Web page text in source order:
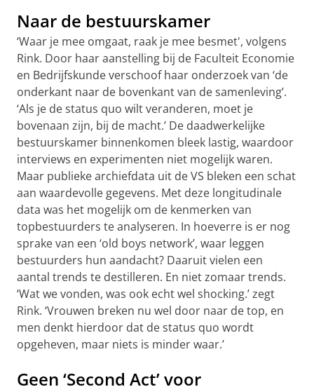
Naar de bestuurskamer
‘Waar je mee omgaat, raak je mee besmet', volgens
Rink. Door haar aanstelling bij de Faculteit Economie
en Bedrijfskunde verschoof haar onderzoek van ‘de
onderkant naar de bovenkant van de samenleving’.
‘Als je de status quo wilt veranderen, moet je
bovenaan zijn, bij de macht.’ De daadwerkelijke
bestuurskamer binnenkomen bleek lastig, waardoor
interviews en experimenten niet mogelijk waren.
Maar publieke archiefdata uit de VS bleken een schat
aan waardevolle gegevens. Met deze longitudinale
data was het mogelijk om de kenmerken van
topbestuurders te analyseren. In hoeverre is er nog
sprake van een ‘old boys network’, waar leggen
bestuurders hun aandacht? Daaruit vielen een
aantal trends te destilleren. En niet zomaar trends.
‘Wat we vonden, was ook echt wel shocking.’ zegt
Rink. ‘Vrouwen breken nu wel door naar de top, en
men denkt hierdoor dat de status quo wordt
opgeheven, maar niets is minder waar.’
Geen ‘Second Act’ voor